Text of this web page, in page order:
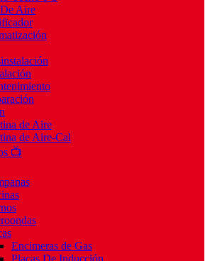
Aire
de Aire
de Aire-Cal
📺
Encimeras de Gas
Placas De Inducción